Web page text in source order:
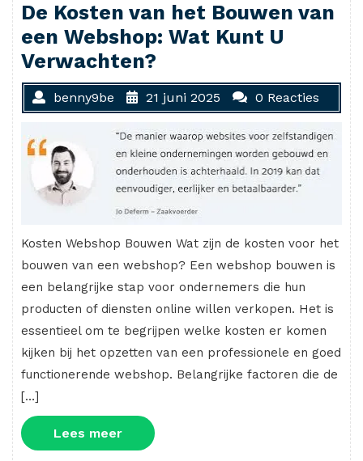
De Kosten van het Bouwen van
een Webshop: Wat Kunt U
Verwachten?
benny9be 21 juni 2025 0 Reacties
Kosten Webshop Bouwen Wat zijn de kosten voor het
bouwen van een webshop? Een webshop bouwen is
een belangrijke stap voor ondernemers die hun
producten of diensten online willen verkopen. Het is
essentieel om te begrijpen welke kosten er komen
kijken bij het opzetten van een professionele en goed
functionerende webshop. Belangrijke factoren die de
[…]
Lees meerLees
meer